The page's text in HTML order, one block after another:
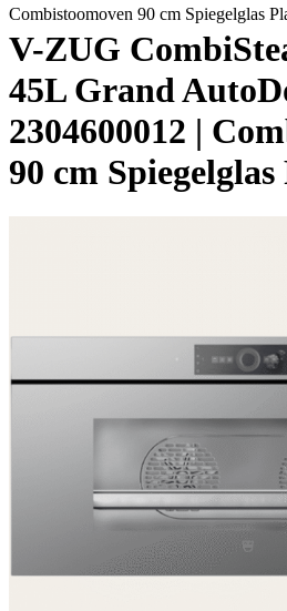
Combistoomoven 90 cm Spiegelglas
V-ZUG
45L Grand
2304600012 |
90 cm